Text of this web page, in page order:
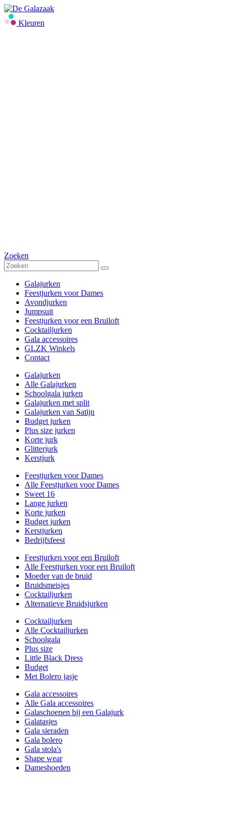
Kleuren
Zoeken
Galajurken
Feestjurken voor Dames
Avondjurken
Jumpsuit
Feestjurken voor een Bruiloft
Cocktailjurken
Gala accessoires
GLZK Winkels
Contact
Galajurken
Alle Galajurken
Schoolgala jurken
Galajurken met split
Galajurken van Satijn
Budget jurken
Plus size jurken
Korte jurk
Glitterjurk
Kerstjurk
Feestjurken voor Dames
Alle Feestjurken voor Dames
Sweet 16
Lange jurken
Korte jurken
Budget jurken
Kerstjurken
Bedrijfsfeest
Feestjurken voor een Bruiloft
Alle Feestjurken voor een Bruiloft
Moeder van de bruid
Bruidsmeisjes
Cocktailjurken
Alternatieve Bruidsjurken
Cocktailjurken
Alle Cocktailjurken
Schoolgala
Plus size
Little Black Dress
Budget
Met Bolero jasje
Gala accessoires
Alle Gala accessoires
Galaschoenen bij een Galajurk
Galatasjes
Gala sieraden
Gala bolero
Gala stola's
Shape wear
Dameshoeden